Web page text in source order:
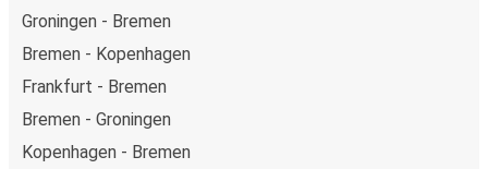
Groningen - Bremen
Bremen - Kopenhagen
Frankfurt - Bremen
Bremen - Groningen
Kopenhagen - Bremen